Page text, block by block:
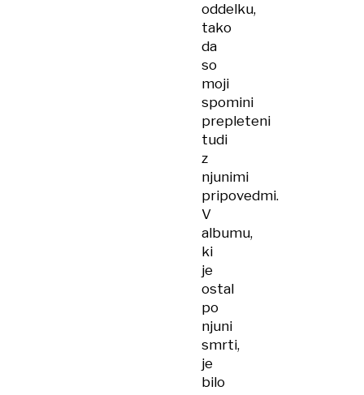
oddelku,
tako
da
so
moji
spomini
prepleteni
tudi
z
njunimi
pripovedmi.
V
albumu,
ki
je
ostal
po
njuni
smrti,
je
bilo